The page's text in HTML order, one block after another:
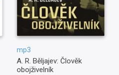
mp3
A. R. Běljajev: Člověk
obojživelník